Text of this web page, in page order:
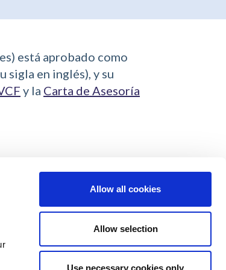
Allow all cookies
Allow selection
Use necessary cookies only
está aprobado como
sigla en inglés), y su
y la Carta de Asesoría